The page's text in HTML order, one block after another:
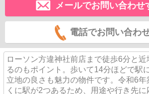
メールでお問い合わせ
電話でお問い合わ
ローソン方違神社前店まで徒歩6分と
るのもポイント。歩いて14分ほどで駅
立地の良さも魅力の物件です。令和6
くに駅が2つあるため、用途や行き先